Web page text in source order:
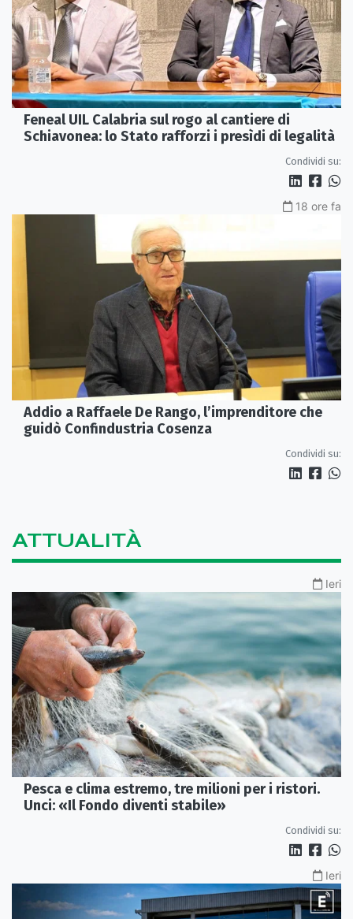
Feneal UIL Calabria sul rogo al cantiere di
Schiavonea: lo Stato rafforzi i presìdi di legalità
Condividi su:
18 ore fa
Addio a Raffaele De Rango, l’imprenditore che
guidò Confindustria Cosenza
Condividi su:
ATTUALITÀ
Ieri
Pesca e clima estremo, tre milioni per i ristori.
Unci: «Il Fondo diventi stabile»
Condividi su:
Ieri